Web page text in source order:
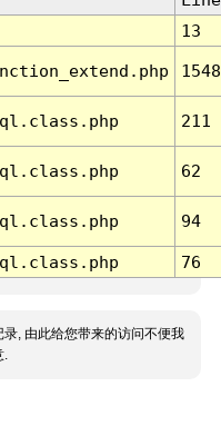
13
1548
211
62
94
76
, 由此给您带来的访问不便我
.